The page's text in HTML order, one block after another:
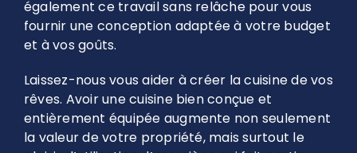
également ce travail sans relâche pour vous
fournir une conception adaptée à votre budget
et à vos goûts.
Laissez-nous vous aider à créer la cuisine de vos
rêves. Avoir une cuisine bien conçue et
entièrement équipée augmente non seulement
la valeur de votre propriété, mais surtout le